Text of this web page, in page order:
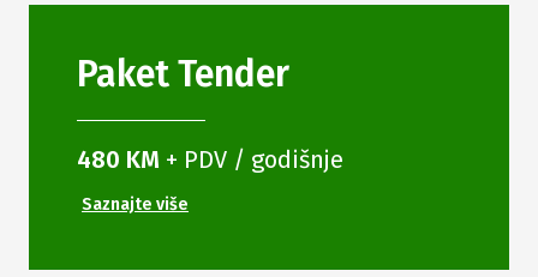
PaketTender
480 KM + PDV / godišnje
Saznajte više